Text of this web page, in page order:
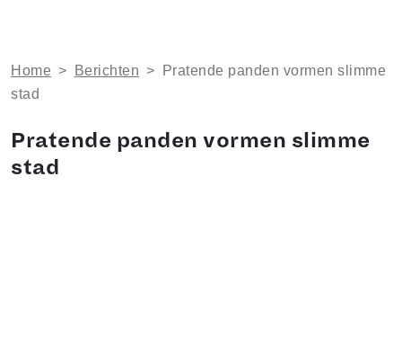
Home > Berichten >
Pratende panden vormen slimme
stad
Pratende panden vormen slimme
stad